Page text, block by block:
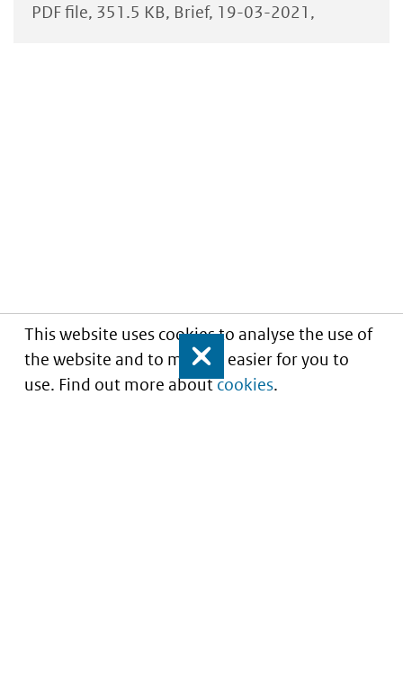
This website uses cookies to analyse the use of
the website and to make it easier for you to
use. Find out more aboutcookies.
Close
PDF file 351.5 KB Brief 19-03-2021